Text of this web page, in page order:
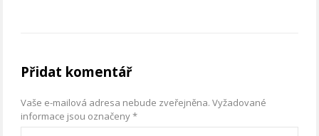
Přidat komentář
Vaše e-mailová adresa nebude zveřejněna. Vyžadované
informace jsou označeny*